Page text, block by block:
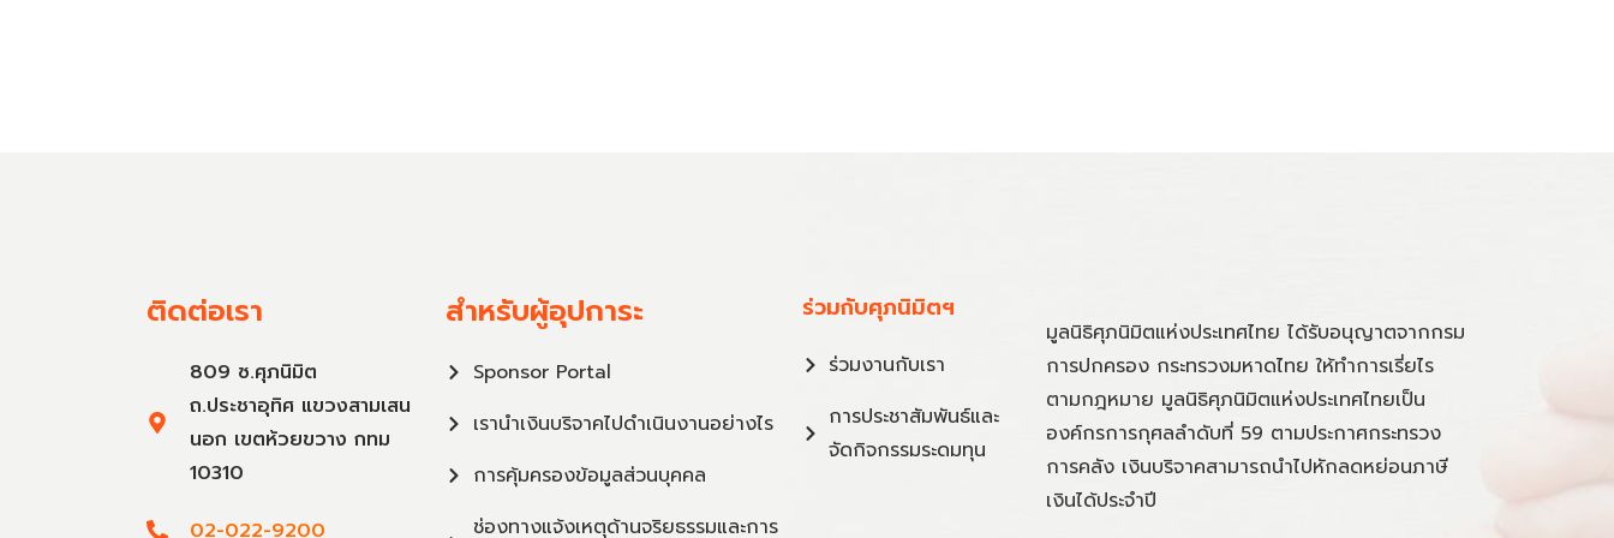
ติดต่อเรา
809 ซ.ศุภนิมิต
ถ.ประชาอุทิศ แขวงสามเสน
นอก เขตห้วยขวาง กทม
10310
02-022-9200
สำหรับผู้อุปการะ
Sponsor Portal
เรานำเงินบริจาคไปดำเนินงานอย่างไร
การคุ้มครองข้อมูลส่วนบุคคล
ช่องทางแจ้งเหตุด้านจริยธรรมและการ
ร่วมกับศุภนิมิตฯ
ร่วมงานกับเรา
การประชาสัมพันธ์และ
จัดกิจกรรมระดมทุน
มูลนิธิศุภนิมิตแห่งประเทศไทย ได้รับอนุญาตจากกรม
การปกครอง กระทรวงมหาดไทย ให้ทำการเรี่ยไร
ตามกฎหมาย มูลนิธิศุภนิมิตแห่งประเทศไทยเป็น
องค์กรการกุศลลำดับที่ 59 ตามประกาศกระทรวง
การคลัง เงินบริจาคสามารถนำไปหักลดหย่อนภาษี
เงินได้ประจำปี